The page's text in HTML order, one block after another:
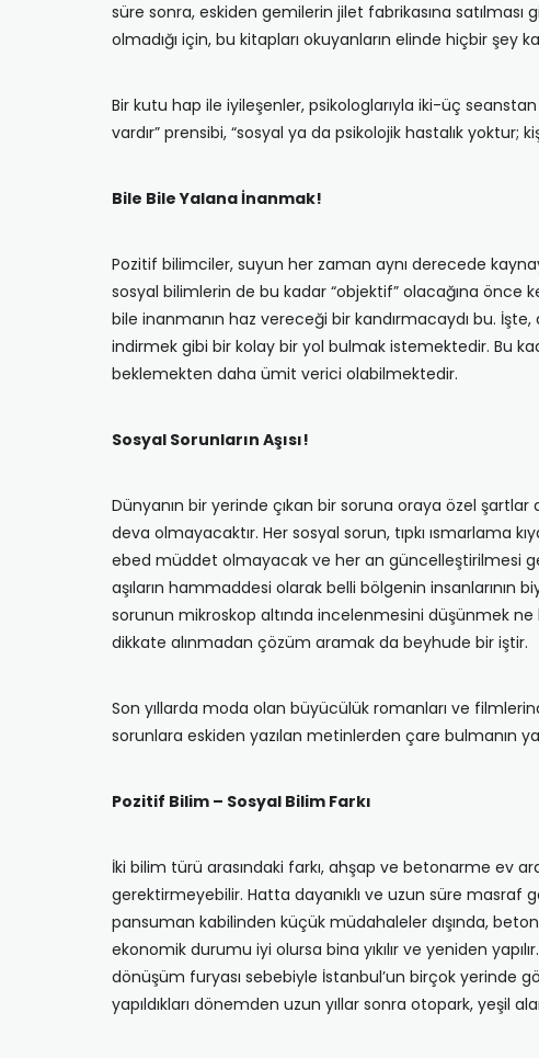
süre sonra, eskiden gemilerin jilet fabrikasına satılması
olmadığı için, bu kitapları okuyanların elinde hiçbir şey
Bir kutu hap ile iyileşenler, psikologlarıyla iki-üç
vardır” prensibi, “sosyal ya da psikolojik hastalık
Bile Bile Yalana İnanmak!
Pozitif bilimciler, suyun her zaman aynı derecede
sosyal bilimlerin de bu kadar “objektif” olacağına önce
bile inanmanın haz vereceği bir kandırmacaydı bu.
indirmek gibi bir kolay bir yol bulmak istemektedir. Bu
beklemekten daha ümit verici olabilmektedir.
Sosyal Sorunların Aşısı!
Dünyanın bir yerinde çıkan bir soruna oraya özel
deva olmayacaktır. Her sosyal sorun, tıpkı ısmarlama
ebed müddet olmayacak ve her an güncelleştirilmesi
aşıların hammaddesi olarak belli bölgenin insanlarının
sorunun mikroskop altında incelenmesini düşünmek ne
dikkate alınmadan çözüm aramak da beyhude bir iştir.
Son yıllarda moda olan büyücülük romanları ve
sorunlara eskiden yazılan metinlerden çare bulmanın
Pozitif Bilim – Sosyal Bilim Farkı
İki bilim türü arasındaki farkı, ahşap ve betonarme ev
gerektirmeyebilir. Hatta dayanıklı ve uzun süre
pansuman kabilinden küçük müdahaleler dışında,
ekonomik durumu iyi olursa bina yıkılır ve yeniden
dönüşüm furyası sebebiyle İstanbul’un birçok yerinde
yapıldıkları dönemden uzun yıllar sonra otopark,